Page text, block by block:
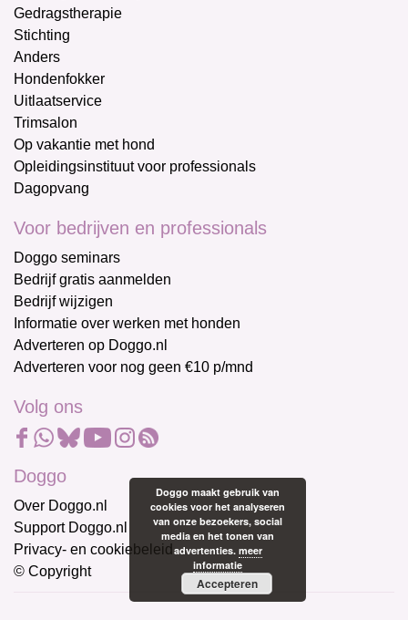
Gedragstherapie
Stichting
Anders
Hondenfokker
Uitlaatservice
Trimsalon
Op vakantie met hond
Opleidingsinstituut voor professionals
Dagopvang
Voor bedrijven en professionals
Doggo seminars
Bedrijf gratis aanmelden
Bedrijf wijzigen
Informatie over werken met honden
Adverteren op Doggo.nl
Adverteren voor nog geen €10 p/mnd
Volg ons
Doggo
Over Doggo.nl
Support Doggo.nl
Privacy- en cookiebeleid
© Copyright
Doggo maakt gebruik van
cookies voor het analyseren
van onze bezoekers, social
media en het tonen van
advertenties. meer
informatie
Accepteren